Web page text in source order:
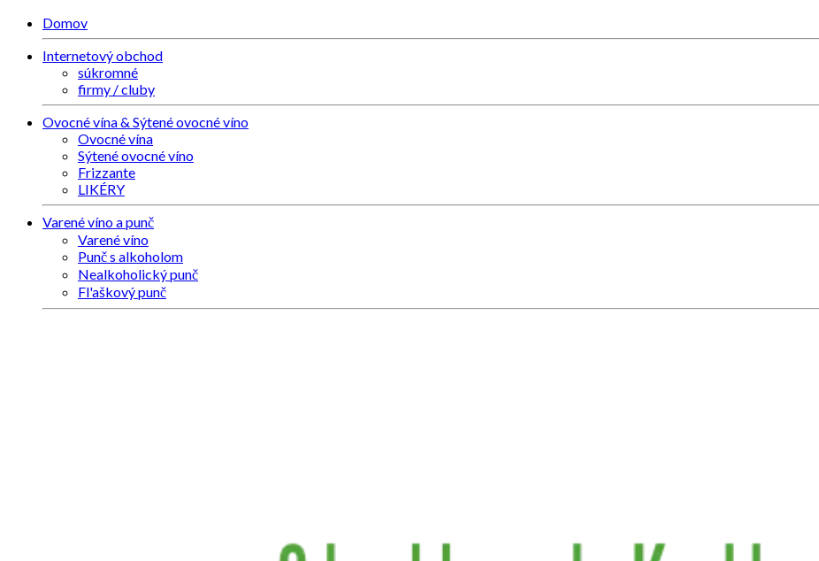
Domov
Internetový obchod
súkromné
firmy / cluby
Ovocné vína & Sýtené ovocné víno
Ovocné vína
Sýtené ovocné víno
Frizzante
LIKÉRY
Varené víno a punč
Varené víno
Punč s alkoholom
Nealkoholický punč
Fl'aškový punč